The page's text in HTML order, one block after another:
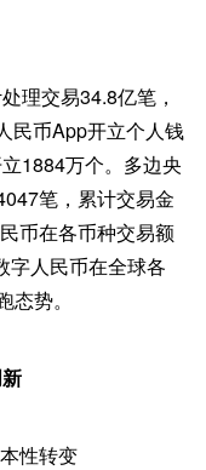
理交易34.8亿笔，
民币App开立个人钱
1884万个。多边央
笔，累计交易金
币在各币种交易额
字人民币在全球各
势。
性转变